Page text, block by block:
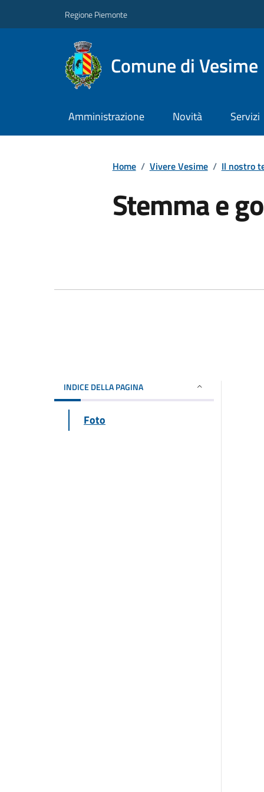
Regione Piemonte
Comune di Vesime
Amministrazione Novità Servizi
Home / Vivere Vesime / Il nostro
Stemma e
INDICE DELLA PAGINA
Foto